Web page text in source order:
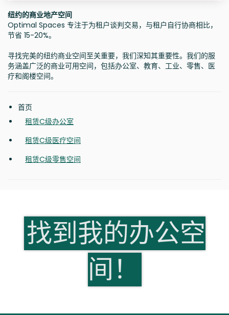
纽约的商业地产空间
Optimal Spaces 专注于为租户谈判交易，与租户自行协商相比，
节省 15-20%。
寻找完美的纽约商业空间至关重要，我们深知其重要性。我们的服
务涵盖广泛的商业可用空间，包括办公室、教育、工业、零售、医
疗和阁楼空间。
首页
租赁C级办公室
租赁C级医疗空间
租赁C级零售空间
找到我的办公空
间！